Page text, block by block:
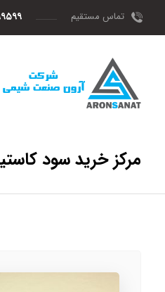
تماس مستقیم
مرکز خرید سود